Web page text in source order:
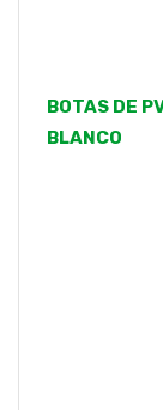
BOTAS DE
BLANCO